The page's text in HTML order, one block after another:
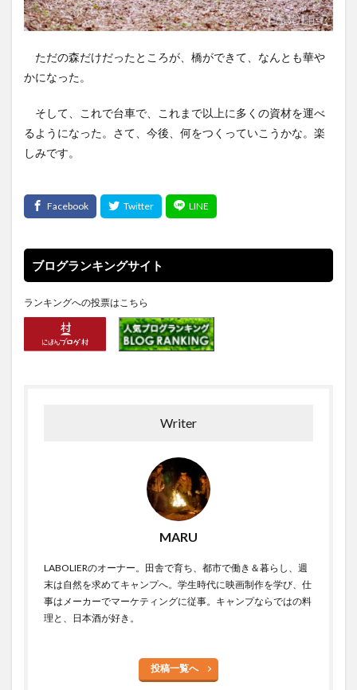
ただの森だけだったところが、橋ができて、なんとも華や
かになった。
そして、これで台車で、これまで以上に多くの資材を運べ
るようになった。さて、今後、何をつくっていこうかな。楽
しみです。
ブログランキングサイト
ランキングへの投票はこちら
Writer
MARU
LABOLIERのオーナー。田舎で育ち、都市で働き＆暮らし、週
末は自然を求めてキャンプへ。学生時代に映画制作を学び、仕
事はメーカーでマーケティングに従事。キャンプならではの料
理と、日本酒が好き。
投稿一覧へ